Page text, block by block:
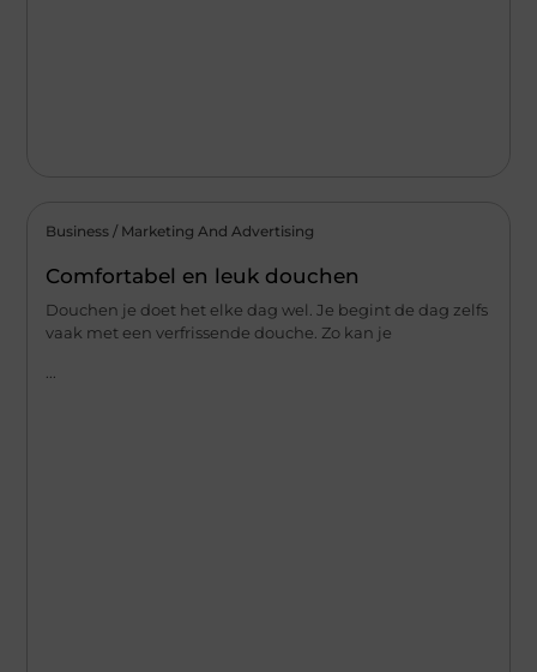
Business / Marketing And Advertising
Comfortabel en leuk douchen
Douchen je doet het elke dag wel. Je begint de dag zelfs
vaak met een verfrissende douche. Zo kan je
...